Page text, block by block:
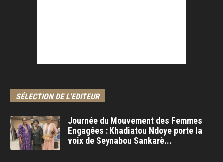
SÉLECTION DE L'EDITEUR
Journée du Mouvement des Femmes
Engagées : Khadiatou Ndoye porte la
voix de Seynabou Sankarè...